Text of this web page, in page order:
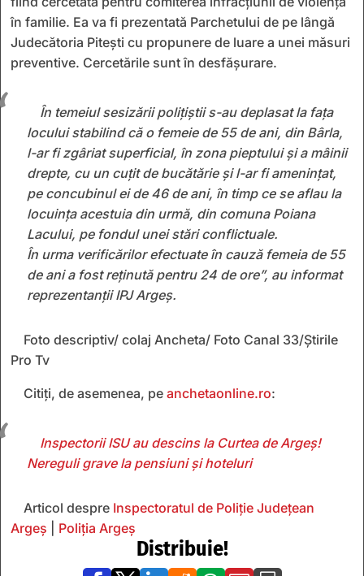
în familie. Ea va fi prezentată Parchetului de pe lângă
Judecătoria Pitești cu propunere de luare a unei măsuri
preventive. Cercetările sunt în desfășurare.
În temeiul sesizării polițiștii s-au deplasat la fața
locului stabilind că o femeie de 55 de ani, din Bârla,
l-ar fi zgâriat superficial, în zona pieptului și a mâinii
drepte, cu un cuțit de bucătărie și l-ar fi amenințat,
pe concubinul ei de 46 de ani, în timp ce se aflau la
locuința acestuia din urmă, din comuna Poiana
Lacului, pe fondul unei stări conflictuale.
În urma verificărilor efectuate în cauză femeia de 55
de ani a fost reținută pentru 24 de ore”, au informat
reprezentanții IPJ Argeș.
Foto descriptiv/ colaj Ancheta/ Foto Canal 33/Știrile
Pro Tv
Citiți, de asemenea, pe anchetaonline.ro:
Inspectorii ISU au descins la Curtea de Argeș!
Nereguli grave la pensiuni și hoteluri
Articol despre Inspectoratul de Poliție Județean
Argeș
Poliţia Argeş
Distribuie!